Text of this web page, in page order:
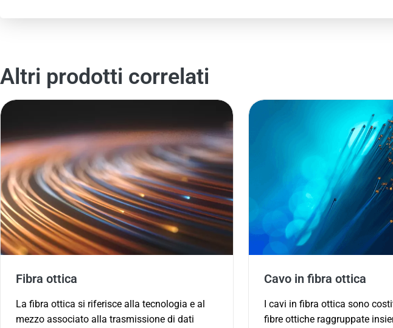
Altri prodotti correlati
Fibra ottica
La fibra ottica si riferisce alla tecnologia e al
mezzo associato alla trasmissione di dati
Cavo in fibra ottica
I cavi in ​​fibra ottica sono
fibre ottiche raggruppate